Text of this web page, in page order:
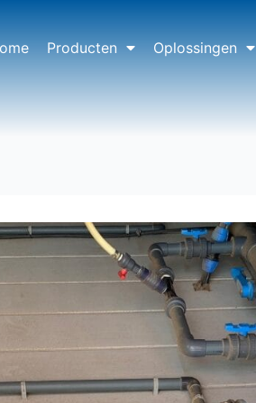
Producten Oplossingen